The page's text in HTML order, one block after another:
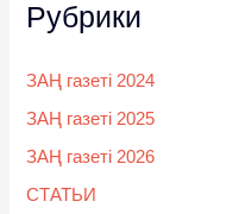
Рубрики
ЗАҢ газеті 2024
ЗАҢ газеті 2025
ЗАҢ газеті 2026
СТАТЬИ